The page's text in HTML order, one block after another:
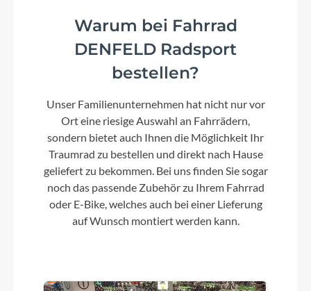
Rahmenmaterial
ACID MTB Hybrid Pro, 38T
Kassette
Shimano Deore CS-M6100, 10-51T
Lenker
Farbe
Warum bei Fahrrad
DENFELD Radsport
bestellen?
Unser Familienunternehmen hat nicht nur vor
Ort eine riesige Auswahl an Fahrrädern,
sondern bietet auch Ihnen die Möglichkeit Ihr
Traumrad zu bestellen und direkt nach Hause
geliefert zu bekommen. Bei uns finden Sie sogar
noch das passende Zubehör zu Ihrem Fahrrad
oder E-Bike, welches auch bei einer Lieferung
auf Wunsch montiert werden kann.